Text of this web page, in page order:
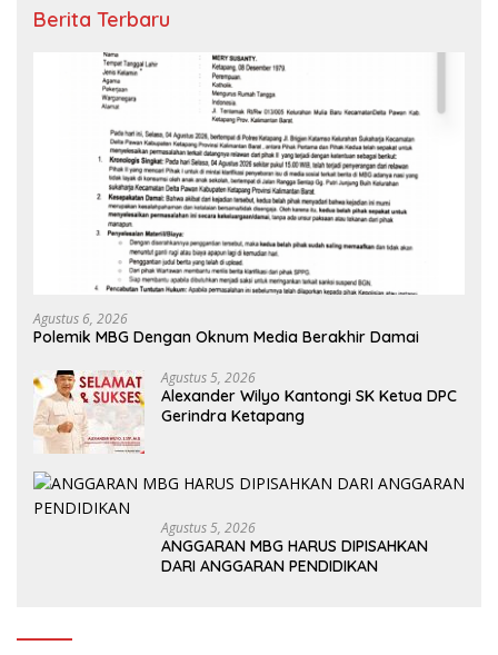
Berita Terbaru
Agustus 6, 2026
Polemik MBG Dengan Oknum Media Berakhir Damai
Agustus 5, 2026
Alexander Wilyo Kantongi SK Ketua DPC
Gerindra Ketapang
Agustus 5, 2026
ANGGARAN MBG HARUS DIPISAHKAN
DARI ANGGARAN PENDIDIKAN